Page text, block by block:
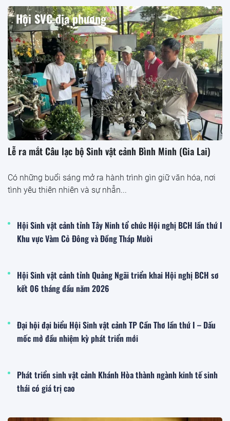
Hội SVC địa phương
Lễ ra mắt Câu lạc bộ Sinh vật cảnh Bình Minh (Gia Lai)
Có những buổi sáng mở ra hành trình gìn giữ văn hóa, nơi
tình yêu thiên nhiên và sự nhẫn...
Hội Sinh vật cảnh tỉnh Tây Ninh tổ chức Hội nghị BCH lần thứ I
Khu vực Vàm Cỏ Đông và Đồng Tháp Mười
Hội Sinh vật cảnh tỉnh Quảng Ngãi triển khai Hội nghị BCH sơ
kết 06 tháng đầu năm 2026
Đại hội đại biểu Hội Sinh vật cảnh TP Cần Thơ lần thứ I – Dấu
mốc mở đầu nhiệm kỳ phát triển mới
Phát triển sinh vật cảnh Khánh Hòa thành ngành kinh tế sinh
thái có giá trị cao